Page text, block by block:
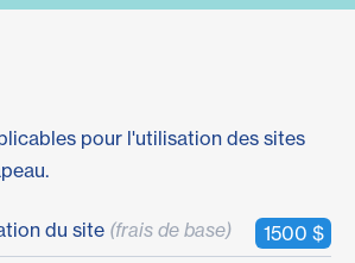
pour l'utilisation des sites
.
du site (frais de base)
1500 $